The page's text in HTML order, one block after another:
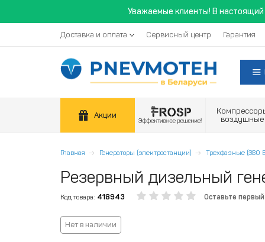
Уважаемые клиенты! В настоящий
Доставка и оплата Сервисный центр Гарантия
Акции
воздушные
Главная Генераторы (электростанции) Трехфазные (380
Резервный дизельный
Код товара: 418943 Оставьте
Нет в наличии